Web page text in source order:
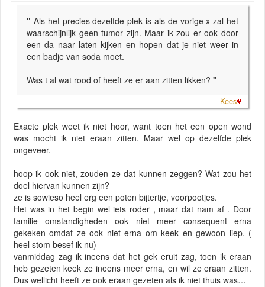
" Als het precies dezelfde plek is als de vorige x zal het
waarschijnlijk geen tumor zijn. Maar ik zou er ook door
een da naar laten kijken en hopen dat je niet weer in
een badje van soda moet.
Was t al wat rood of heeft ze er aan zitten likken? "
Kees
Exacte plek weet ik niet hoor, want toen het een open wond
was mocht ik niet eraan zitten. Maar wel op dezelfde plek
ongeveer.
hoop ik ook niet, zouden ze dat kunnen zeggen? Wat zou het
doel hiervan kunnen zijn?
ze is sowieso heel erg een poten bijtertje, voorpootjes.
Het was in het begin wel iets roder , maar dat nam af . Door
familie omstandigheden ook niet meer consequent erna
gekeken omdat ze ook niet erna om keek en gewoon liep. (
heel stom besef ik nu)
vanmiddag zag ik ineens dat het gek eruit zag, toen ik eraan
heb gezeten keek ze ineens meer erna, en wil ze eraan zitten.
Dus wellicht heeft ze ook eraan gezeten als ik niet thuis was…